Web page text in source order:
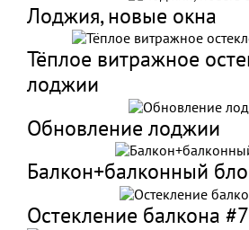
Лоджия, новые окна
Тёплое витражное
лоджии
Обновление лоджии
Балкон+балконный
Остекление балкона #7